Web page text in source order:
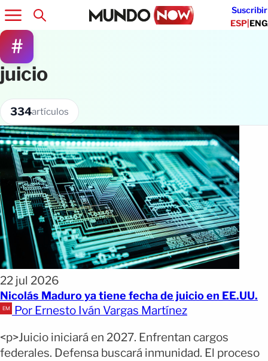
Suscribir
ESP|ENG
#
juicio
334artículos
22 jul 2026
Nicolás Maduro ya tiene fecha de juicio en EE.UU.
Por Ernesto Iván Vargas Martínez
<p>Juicio iniciará en 2027. Enfrentan cargos
federales. Defensa buscará inmunidad. El proceso